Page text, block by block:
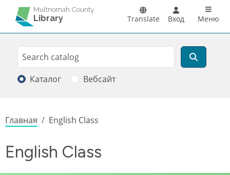
Перейти к основному содержанию
Multnomah County
Library Translate Вход Main
Меню
Search
Поиск
Каталог Вебсайт
Строка навигации
Главная English Class
English Class